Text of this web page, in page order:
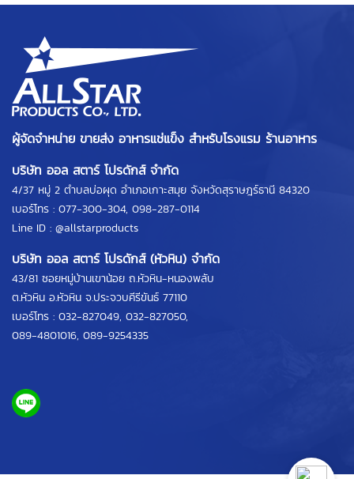
ผู้จัดจำหน่าย ขายส่ง อาหารแช่แข็ง สำหรับโรงแรม ร้านอาหาร
บริษัท ออล สตาร์ โปรดักส์ จำกัด
4/37 หมู่ 2 ตำบลบ่อผุด อำเภอเกาะสมุย จังหวัดสุราษฎร์ธานี 84320
เบอร์โทร : 077-300-304, 098-287-0114
Line ID : @allstarproducts
บริษัท ออล สตาร์ โปรดักส์ (หัวหิน) จำกัด
43/81 ซอยหมู่บ้านเขาน้อย ถ.หัวหิน-หนองพลับ
ต.หัวหิน อ.หัวหิน จ.ประจวบคีรีขันธ์ 77110
เบอร์โทร : 032-827049, 032-827050,
089-4801016, 089-9254335